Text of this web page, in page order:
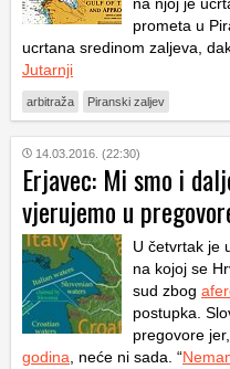
prometa u
ucrtana sredinom zaljeva,
Jutarnji
arbitraža Piranski zaljev
14.03.2016. (22:30)
Erjavec: Mi smo i
vjerujemo u
U četvrtak je
na kojoj se
sud zbog
postupka.
pregovore
godina , neće ni sada. “